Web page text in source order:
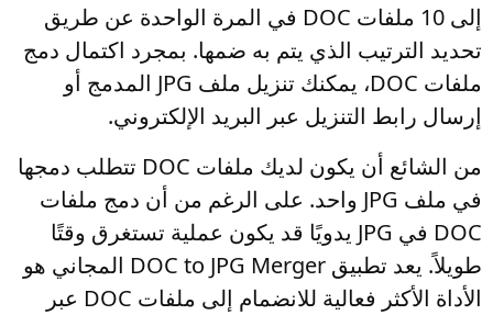
إلى 10 ملفات DOC في المرة الواحدة عن طريق
تحديد الترتيب الذي يتم به ضمها. بمجرد اكتمال دمج
ملفات DOC، يمكنك تنزيل ملف JPG المدمج أو
إرسال رابط التنزيل عبر البريد الإلكتروني.
من الشائع أن يكون لديك ملفات DOC تتطلب دمجها
في ملف JPG واحد. على الرغم من أن دمج ملفات
DOC في JPG يدويًا قد يكون عملية تستغرق وقتًا
طويلاً. يعد تطبيق DOC to JPG Merger المجاني هو
الأداة الأكثر فعالية للانضمام إلى ملفات DOC عبر